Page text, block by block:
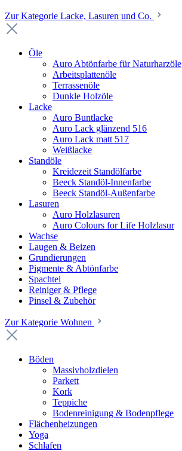
Zur Kategorie Lacke, Lasuren und Co.
Öle
Auro Abtönfarbe für Naturharzöle
Arbeitsplattenöle
Terrassenöle
Dunkle Holzöle
Lacke
Auro Buntlacke
Auro Lack glänzend 516
Auro Lack matt 517
Weißlacke
Standöle
Kreidezeit Standölfarbe
Beeck Standöl-Innenfarbe
Beeck Standöl-Außenfarbe
Lasuren
Auro Holzlasuren
Auro Colours for Life Holzlasur
Wachse
Laugen & Beizen
Grundierungen
Pigmente & Abtönfarbe
Spachtel
Reiniger & Pflege
Pinsel & Zubehör
Zur Kategorie Wohnen
Böden
Massivholzdielen
Parkett
Kork
Teppiche
Bodenreinigung & Bodenpflege
Flächenheizungen
Yoga
Schlafen